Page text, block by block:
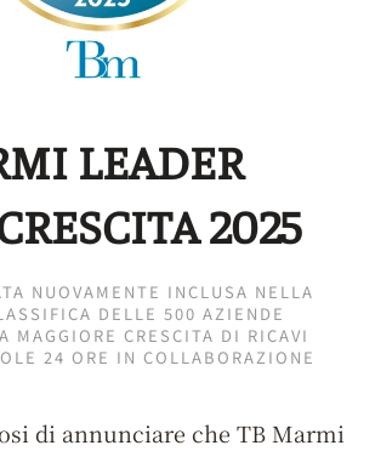
LEADER
2025
NUOVAMENTE INCLUSA NELLA
DELLE 500 AZIENDE
MAGGIORE CRESCITA DI RICAVI
24 ORE IN COLLABORAZIONE
di annunciare che TB Marmi